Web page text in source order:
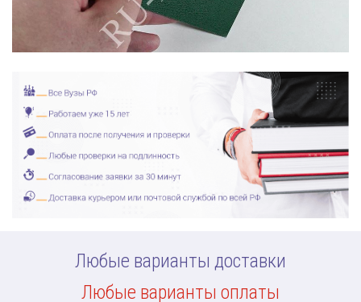
Любые варианты доставки
Любые варианты оплаты